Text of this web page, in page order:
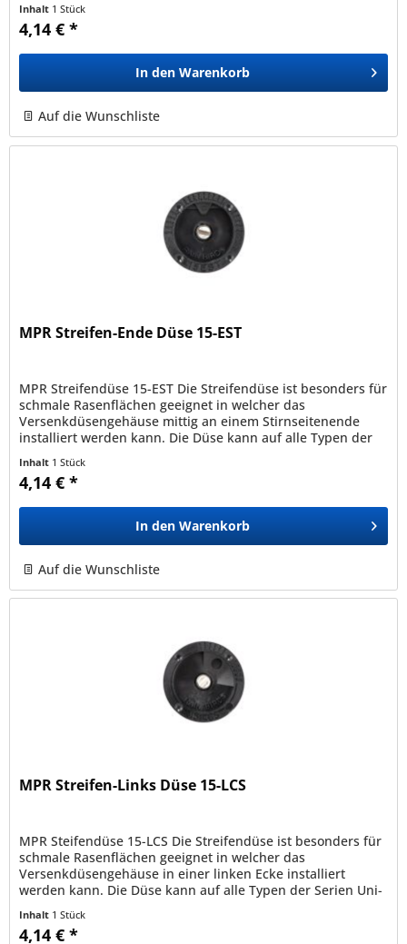
Inhalt 1 Stück
4,14 € *
In den Warenkorb
Auf die Wunschliste
MPR Streifen-Ende Düse 15-EST
MPR Streifendüse 15-EST Die Streifendüse ist besonders für
schmale Rasenflächen geeignet in welcher das
Versenkdüsengehäuse mittig an einem Stirnseitenende
installiert werden kann. Die Düse kann auf alle Typen der
Inhalt 1 Stück
4,14 € *
In den Warenkorb
Auf die Wunschliste
MPR Streifen-Links Düse 15-LCS
MPR Steifendüse 15-LCS Die Streifendüse ist besonders für
schmale Rasenflächen geeignet in welcher das
Versenkdüsengehäuse in einer linken Ecke installiert
werden kann. Die Düse kann auf alle Typen der Serien Uni-
Inhalt 1 Stück
4,14 € *